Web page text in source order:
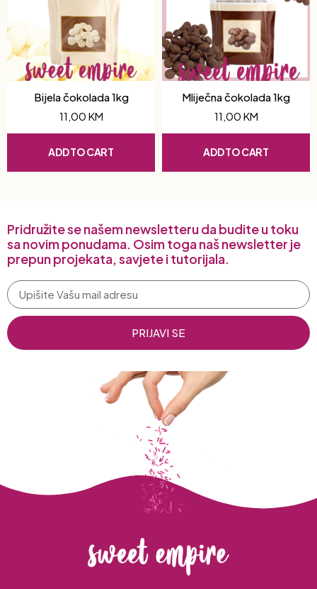
Bijela čokolada 1kg
11,00 KM
ADD TO CART
Mliječna čokolada 1kg
11,00 KM
ADD TO CART
Pridružite se našem newsletteru da budite u toku
sa novim ponudama. Osim toga naš newsletter je
prepun projekata, savjete i tutorijala.
PRIJAVI SE